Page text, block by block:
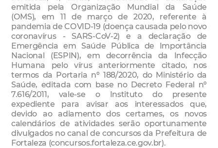
emitida pela Organização Mundial da Saúde
(OMS), em 11 de março de 2020, referente à
pandemia de COVID-19 (doença causada pelo novo
coronavírus - SARS-CoV-2) e a declaração de
Emergência em Saúde Pública de Importância
Nacional (ESPIN), em decorrência da Infecção
Humana pelo vírus anteriormente citado, nos
termos da Portaria nº 188/2020, do Ministério da
Saúde, editada com base no Decreto Federal nº
7.616/2011, vale-se o Instituto do presente
expediente para avisar aos interessados que,
devido ao adiamento dos certames, os novos
calendários de atividades serão oportunamente
divulgados no canal de concursos da Prefeitura de
Fortaleza (concursos.fortaleza.ce.gov.br).